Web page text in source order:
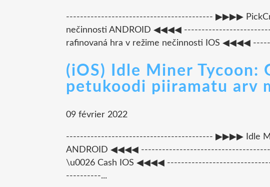
------------------------------------------ ▶▶▶▶
nečinnosti ANDROID ◀◀◀◀
rafinovaná hra v režime nečinnosti IOS ◀◀◀◀
(iOS) Idle Miner Tycoon:
petukoodi piiramatu arv
09 février 2022
------------------------------------------ ▶▶▶▶ Idle
ANDROID ◀◀◀◀
\u0026 Cash IOS ◀◀◀◀
----------...